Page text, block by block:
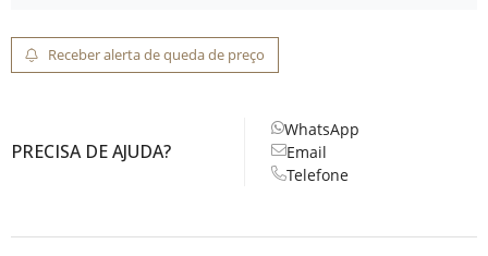
Receber alerta de queda de preço
PRECISA DE AJUDA?
WhatsApp
Email
Telefone